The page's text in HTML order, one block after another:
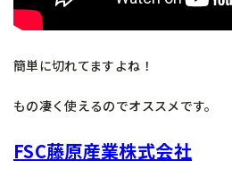
簡単に切れてますよね！
もの凄く使えるのでオススメです。
FSC藤原産業株式会社